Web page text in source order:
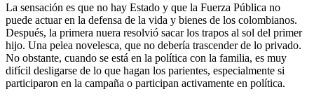
La sensación es que no hay Estado y que la Fuerza Pública no
puede actuar en la defensa de la vida y bienes de los colombianos.
Después, la primera nuera resolvió sacar los trapos al sol del primer
hijo. Una pelea novelesca, que no debería trascender de lo privado.
No obstante, cuando se está en la política con la familia, es muy
difícil desligarse de lo que hagan los parientes, especialmente si
participaron en la campaña o participan activamente en política.